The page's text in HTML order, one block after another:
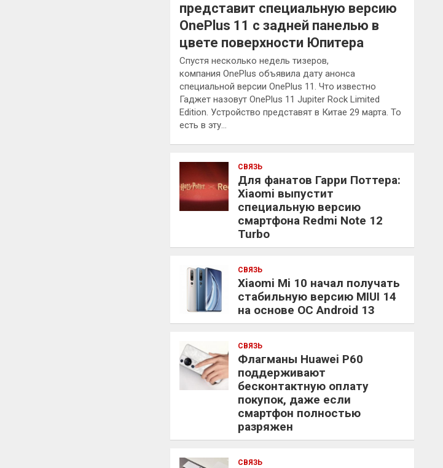
представит специальную версию
OnePlus 11 с задней панелью в
цвете поверхности Юпитера
Спустя несколько недель тизеров,
компания OnePlus объявила дату анонса
специальной версии OnePlus 11. Что известно
Гаджет назовут OnePlus 11 Jupiter Rock Limited
Edition. Устройство представят в Китае 29 марта. То
есть в эту…
СВЯЗЬ
Для фанатов Гарри Поттера:
Xiaomi выпустит
специальную версию
смартфона Redmi Note 12
Turbo
СВЯЗЬ
Xiaomi Mi 10 начал получать
стабильную версию MIUI 14
на основе ОС Android 13
СВЯЗЬ
Флагманы Huawei P60
поддерживают
бесконтактную оплату
покупок, даже если
смартфон полностью
разряжен
СВЯЗЬ